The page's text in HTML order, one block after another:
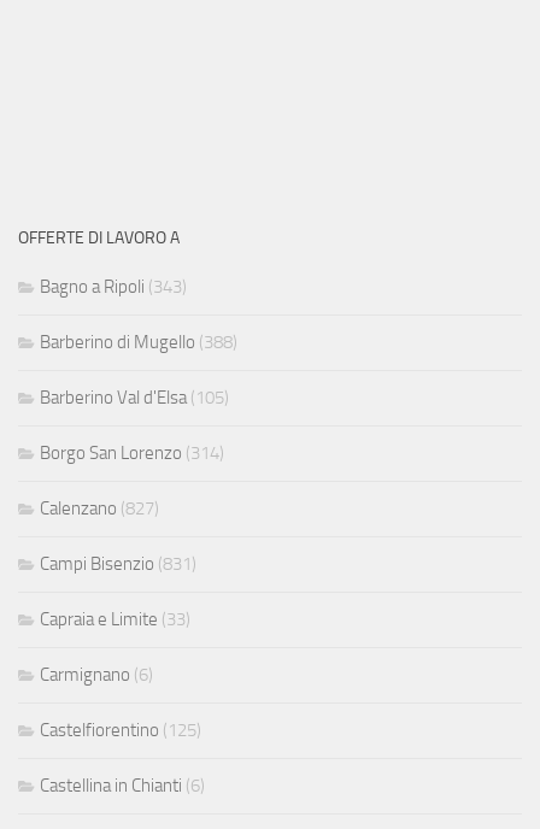
OFFERTE DI LAVORO A
Bagno a Ripoli (343)
Barberino di Mugello (388)
Barberino Val d'Elsa(105)
Borgo San Lorenzo (314)
Calenzano (827)
Campi Bisenzio (831)
Capraia e Limite (33)
Carmignano (6)
Castelfiorentino (125)
Castellina in Chianti (6)